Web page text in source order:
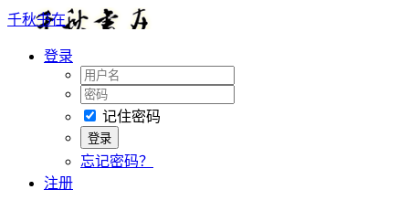
千秋书在
登录
记住密码
忘记密码？
注册